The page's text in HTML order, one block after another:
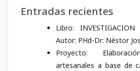
Entradas recientes
Libro:
Autor: PHd-Dr: Néstor
Proyecto:
artesanales a base de